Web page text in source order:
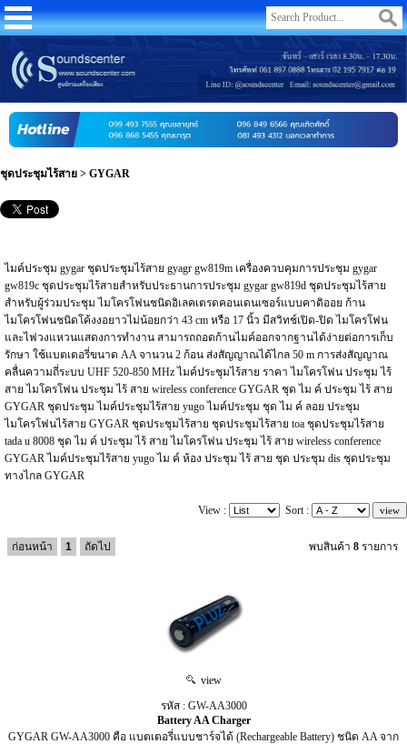
ชุดประชุมไร้สาย > GYGAR
ไมค์ประชุม gygar ชุดประชุมไร้สาย gyagr gw819m เครื่องควบคุมการประชุม gygar
gw819c ชุดประชุมไร้สายสำหรับประธานการประชุม gygar gw819d ชุดประชุมไร้สาย
สำหรับผู้ร่วมประชุม ไมโครโฟนชนิดอิเลคเตรดคอนเดนเซอร์แบบคาดิออย ก้าน
ไมโครโฟนชนิดโค้งงอยาวไม่น้อยกว่า 43 cm หรือ 17 นิ้ว มีสวิทช์เปิด-ปิด ไมโครโฟน
และไฟวงแหวนแสดงการทำงาน สามารถถอดก้านไมค์ออกจากฐานได้ง่ายต่อการเก็บ
รักษา ใช้แบตเตอรี่ขนาด AA จานวน 2 ก้อน ส่งสัญญาณได้ไกล 50 m การส่งสัญญาณ
คลื่นความถี่ระบบ UHF 520-850 MHz ไมค์ประชุมไร้สาย ราคา ไมโครโฟน ประชุม ไร้
สาย ไมโครโฟน ประชุม ไร้ สาย wireless conference GYGAR ชุด ไม ค์ ประชุม ไร้ สาย
GYGAR ชุดประชุม ไมค์ประชุมไร้สาย yugo ไมค์ประชุม ชุด ไม ค์ ลอย ประชุม
ไมโครโฟนไร้สาย GYGAR ชุดประชุมไร้สาย ชุดประชุมไร้สาย toa ชุดประชุมไร้สาย
tada u 8008 ชุด ไม ค์ ประชุม ไร้ สาย ไมโครโฟน ประชุม ไร้ สาย wireless conference
GYGAR ไมค์ประชุมไร้สาย yugo ไม ค์ ห้อง ประชุม ไร้ สาย ชุด ประชุม dis ชุดประชุม
ทางไกล GYGAR
View : Sort :
ก่อนหน้า 1 ถัดไป พบสินค้า 8 รายการ
view
รหัส : GW-AA3000
Battery AA Charger
GYGAR GW-AA3000 คือ แบตเตอรี่แบบชาร์จได้ (Rechargeable Battery) ชนิด AA จาก